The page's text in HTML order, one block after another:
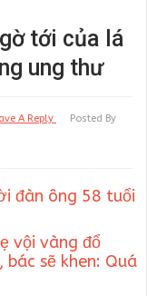
tới của lá
ung thư
A Reply Posted By
đàn ông 58 tuổi
vội vàng đổ
sẽ khen: Quá